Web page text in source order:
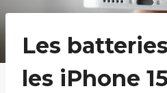
Les
les iPhone